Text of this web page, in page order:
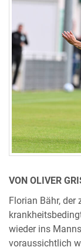
VON OLIVER
Florian Bähr,
wieder ins
voraussichtlich